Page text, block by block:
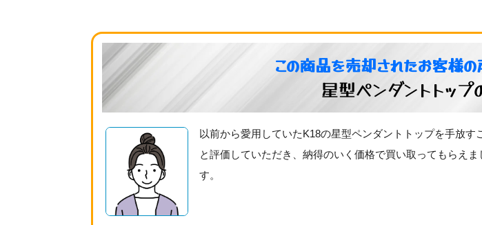
この商品を売却されたお客様の
星型ペンダントトッ
以前から愛用していたK18の星型ペンダントトップを手放
と評価していただき、納得のいく価格で買い取ってもらえ
す。